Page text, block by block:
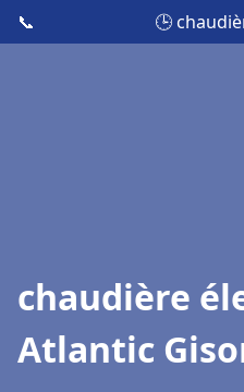
📞 🕒
chaudière
Atlantic